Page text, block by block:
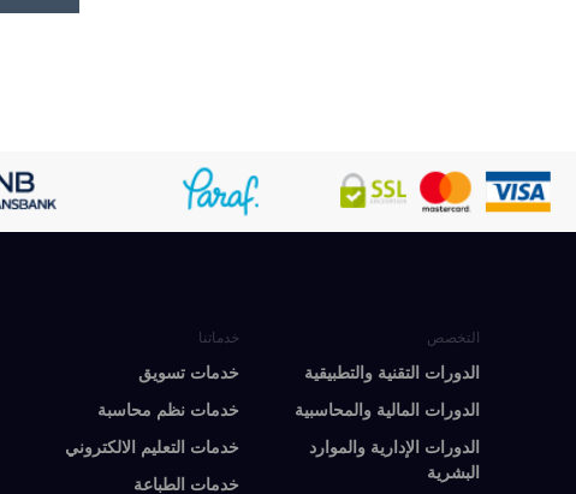
التخصص
الدورات التقنية والتطبيقية
الدورات المالية والمحاسبية
الدورات الإدارية والموارد
البشرية
خدماتنا
خدمات تسويق
خدمات نظم محاسبة
خدمات التعليم الالكتروني
خدمات الطباعة